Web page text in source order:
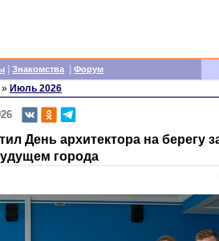
Знакомства Форум
» Июль 2026
День архитектора на берегу
города